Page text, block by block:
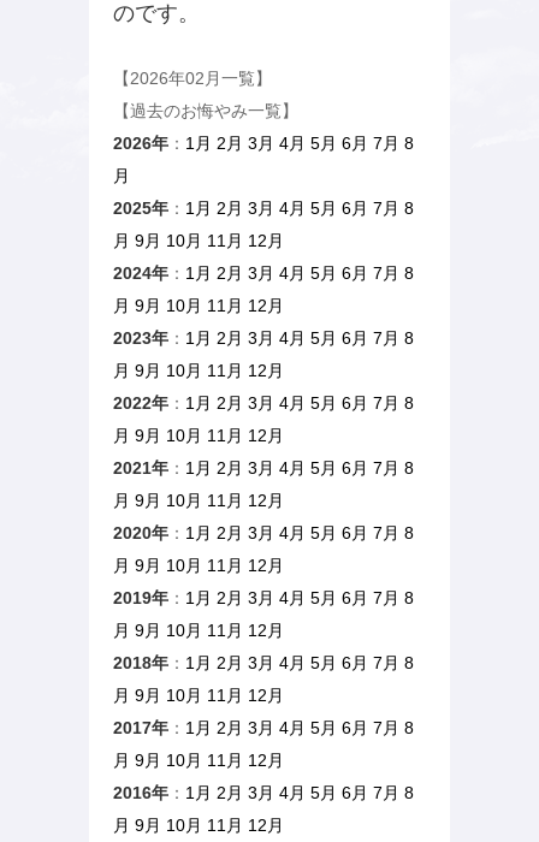
のです。
【2026年02月一覧】
【過去のお悔やみ一覧】
2026年 ： 1月 2月 3月 4月 5月 6月 7月 8
月
2025年 ： 1月 2月 3月 4月 5月 6月 7月 8
月 9月 10月 11月 12月
2024年 ： 1月 2月 3月 4月 5月 6月 7月 8
月 9月 10月 11月 12月
2023年 ： 1月 2月 3月 4月 5月 6月 7月 8
月 9月 10月 11月 12月
2022年 ： 1月 2月 3月 4月 5月 6月 7月 8
月 9月 10月 11月 12月
2021年 ： 1月 2月 3月 4月 5月 6月 7月 8
月 9月 10月 11月 12月
2020年 ： 1月 2月 3月 4月 5月 6月 7月 8
月 9月 10月 11月 12月
2019年 ： 1月 2月 3月 4月 5月 6月 7月 8
月 9月 10月 11月 12月
2018年 ： 1月 2月 3月 4月 5月 6月 7月 8
月 9月 10月 11月 12月
2017年 ： 1月 2月 3月 4月 5月 6月 7月 8
月 9月 10月 11月 12月
2016年 ： 1月 2月 3月 4月 5月 6月 7月 8
月 9月 10月 11月 12月